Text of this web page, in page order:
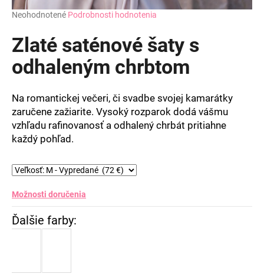
Priemerné
produktu
je
z
hviezdičiek.
Neohodnotené Podrobnosti hodnotenia
Zlaté saténové šaty s
odhaleným chrbtom
Na romantickej večeri, či svadbe svojej kamarátky
zaručene zažiarite. Vysoký rozparok dodá vášmu
vzhľadu rafinovanosť a odhalený chrbát pritiahne
každý pohľad.
Možnosti doručenia